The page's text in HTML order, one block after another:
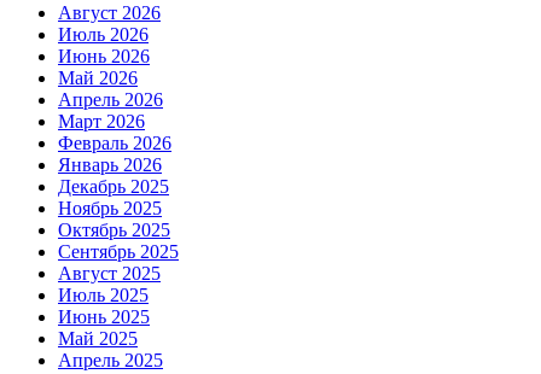
Август 2026
Июль 2026
Июнь 2026
Май 2026
Апрель 2026
Март 2026
Февраль 2026
Январь 2026
Декабрь 2025
Ноябрь 2025
Октябрь 2025
Сентябрь 2025
Август 2025
Июль 2025
Июнь 2025
Май 2025
Апрель 2025